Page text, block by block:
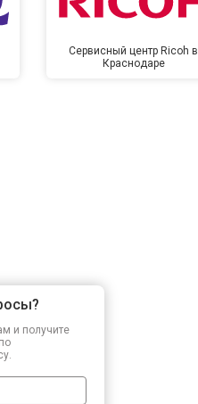
Сервисный центр Ricoh в
Краснодаре
и получите